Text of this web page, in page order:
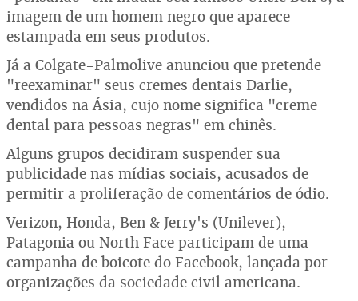
imagem de um homem negro que aparece
estampada em seus produtos.
Já a Colgate-Palmolive anunciou que pretende
"reexaminar" seus cremes dentais Darlie,
vendidos na Ásia, cujo nome significa "creme
dental para pessoas negras" em chinês.
Alguns grupos decidiram suspender sua
publicidade nas mídias sociais, acusados de
permitir a proliferação de comentários de ódio.
Verizon, Honda, Ben & Jerry's (Unilever),
Patagonia ou North Face participam de uma
campanha de boicote do Facebook, lançada por
organizações da sociedade civil americana.